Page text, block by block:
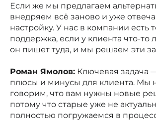
Если же мы предлагаем
внедряем всё заново и уже
настройку. У нас в компании есть
поддержка, если у клиента что-то
он пишет туда, и мы решаем эти
Роман Ямолов: Ключевая задача
плюсы и минусы для клиента. Мы
говорим, что вам нужны новые
потому что старые уже не
полностью погружаемся в